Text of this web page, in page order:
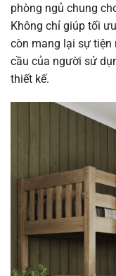
phòng ngủ chung
Không chỉ giúp tối
còn mang lại sự tiện
cầu của người sử
thiết kế.